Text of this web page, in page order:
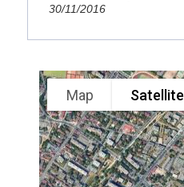
30/11/2016
Map Satellite